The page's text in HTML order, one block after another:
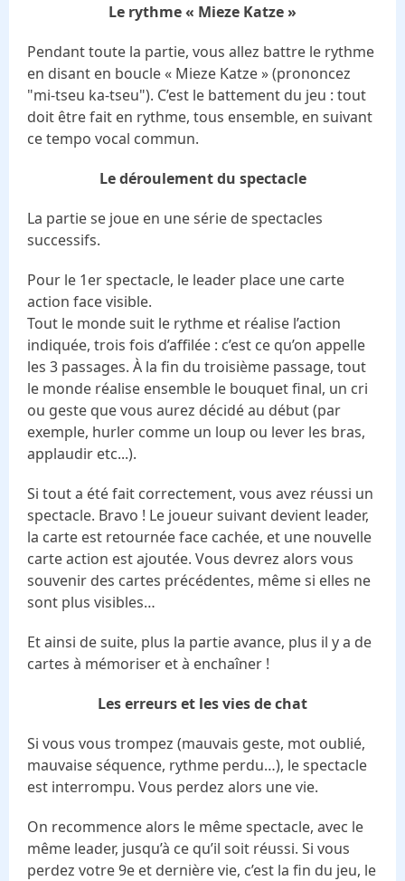
Le rythme « Mieze Katze »
Pendant toute la partie, vous allez battre le rythme
en disant en boucle « Mieze Katze » (prononcez
"mi-tseu ka-tseu"). C’est le battement du jeu : tout
doit être fait en rythme, tous ensemble, en suivant
ce tempo vocal commun.
Le déroulement du spectacle
La partie se joue en une série de spectacles
successifs.
Pour le 1er spectacle, le leader place une carte
action face visible.
Tout le monde suit le rythme et réalise l’action
indiquée, trois fois d’affilée : c’est ce qu’on appelle
les 3 passages. À la fin du troisième passage, tout
le monde réalise ensemble le bouquet final, un cri
ou geste que vous aurez décidé au début (par
exemple, hurler comme un loup ou lever les bras,
applaudir etc...).
Si tout a été fait correctement, vous avez réussi un
spectacle. Bravo ! Le joueur suivant devient leader,
la carte est retournée face cachée, et une nouvelle
carte action est ajoutée. Vous devrez alors vous
souvenir des cartes précédentes, même si elles ne
sont plus visibles…
Et ainsi de suite, plus la partie avance, plus il y a de
cartes à mémoriser et à enchaîner !
Les erreurs et les vies de chat
Si vous vous trompez (mauvais geste, mot oublié,
mauvaise séquence, rythme perdu…), le spectacle
est interrompu. Vous perdez alors une vie.
On recommence alors le même spectacle, avec le
même leader, jusqu’à ce qu’il soit réussi. Si vous
perdez votre 9e et dernière vie, c’est la fin du jeu, le